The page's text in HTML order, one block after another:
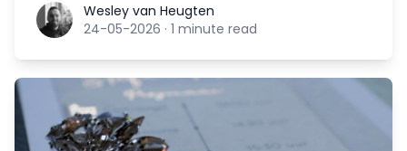
Wesley van Heugten
Wesley van Heugten
24-05-2026 · 1 minute read